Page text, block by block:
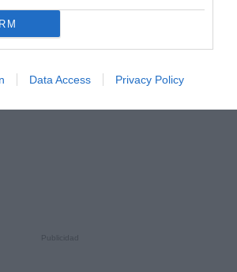
Data Access Privacy Policy